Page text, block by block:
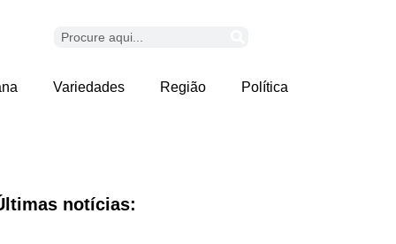
Variedades Região Política
notícias: